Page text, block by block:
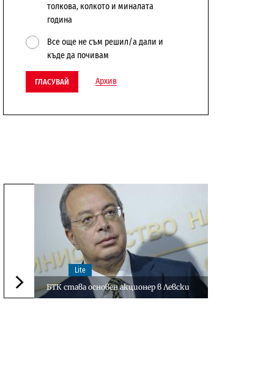
толкова, колкото и миналата
година
Все още не съм решил/а дали и
къде да почивам
ГЛАСУВАЙ Архив
Следваща новина
Lite
БТК става основен акционер в Левски